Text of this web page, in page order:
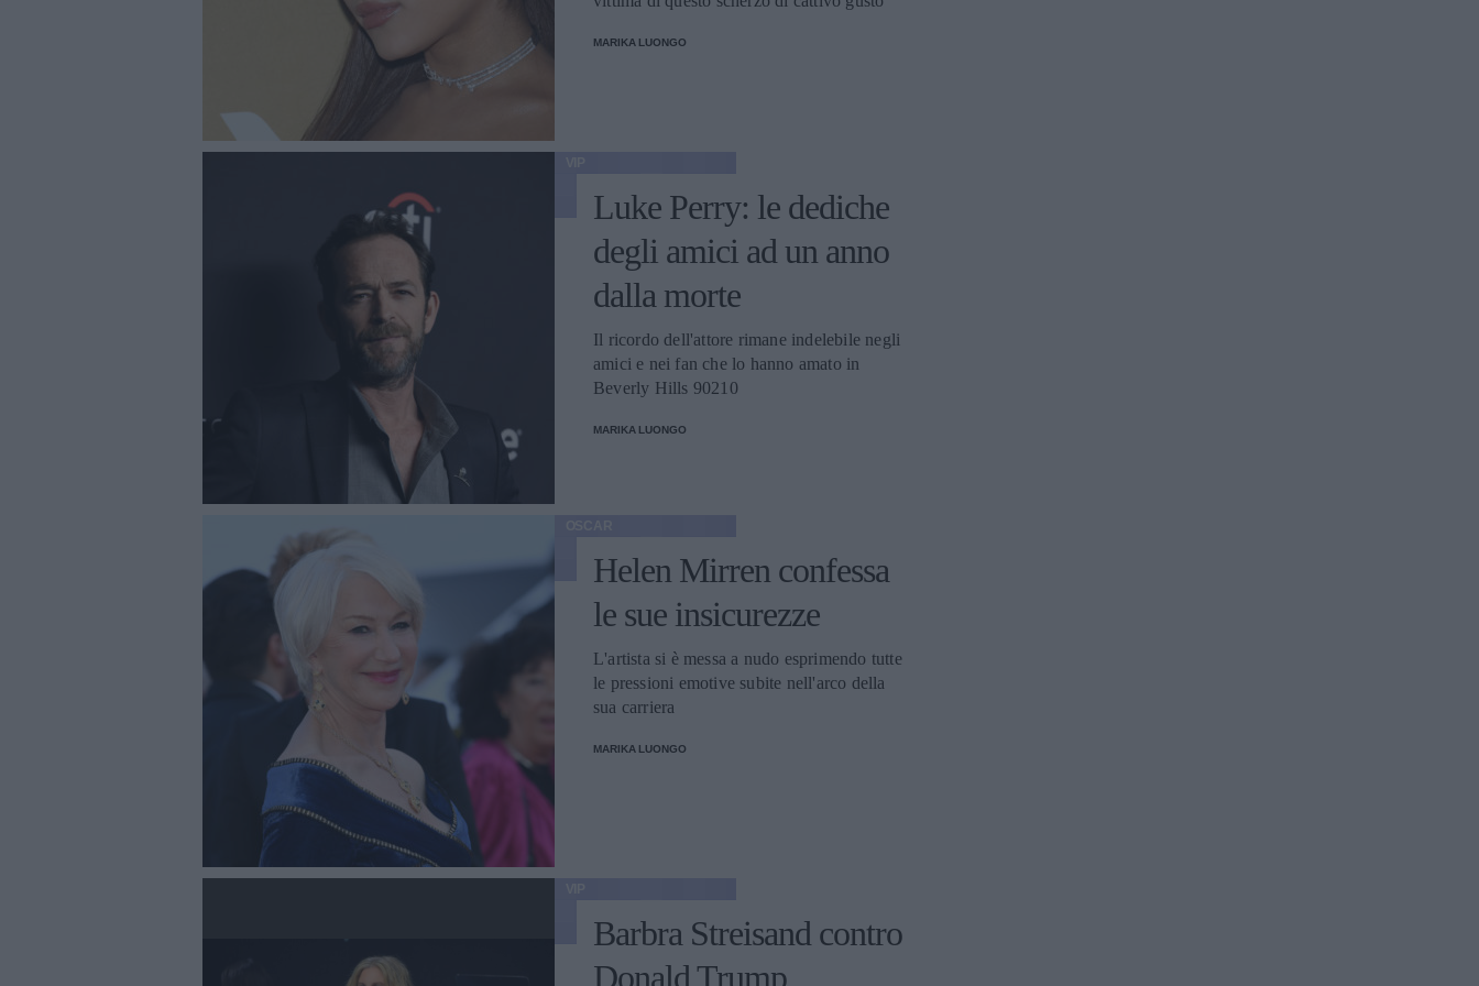
MARIKA LUONGO
Luke Perry: le dediche
degli amici ad un anno
dalla morte
Il ricordo dell'attore rimane indelebile negli
amici e nei fan che lo hanno amato in
Beverly Hills 90210
MARIKA LUONGO
Helen Mirren confessa
le sue insicurezze
L'artista si è messa a nudo esprimendo tutte
le pressioni emotive subite nell'arco della
sua carriera
MARIKA LUONGO
Barbra Streisand contro
Donald Trump